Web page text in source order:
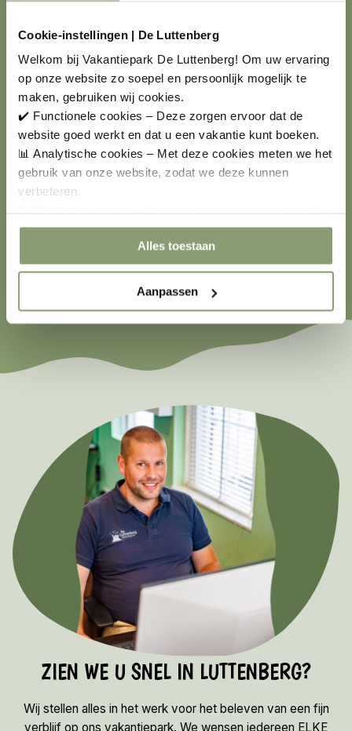
Cookie-instellingen | De Luttenberg
Welkom bij Vakantiepark De Luttenberg! Om uw ervaring
op onze website zo soepel en persoonlijk mogelijk te
maken, gebruiken wij cookies.
✔️ Functionele cookies – Deze zorgen ervoor dat de
website goed werkt en dat u een vakantie kunt boeken.
📊 Analytische cookies – Met deze cookies meten we het
gebruik van onze website, zodat we deze kunnen
verbeteren.
aanbiedingen en advertenties laten zien.
Alles toestaan
Aanpassen
Het is heerlijk vertoeven op het park. Een heel fijn
binnenbad, erg vriendelijk personeel. Mooie omgeving,
kortom voor herhaling vatbaar.
ZIEN WE U SNEL IN LUTTENBERG?
Wij stellen alles in het werk voor het beleven van een fijn
verblijf op ons vakantiepark. We wensen iedereen ELKE